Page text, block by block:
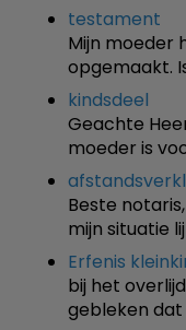
testament
Mijn moeder
opgemaakt.
kindsdeel
Geachte
moeder is
Beste
mijn situatie
Erfenis
bij het
gebleken